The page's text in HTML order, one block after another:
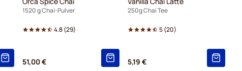
1520 g Chai-Pulver
4.8(29)
51,00 €
250g Chai Tee
5(20)
5,19 €